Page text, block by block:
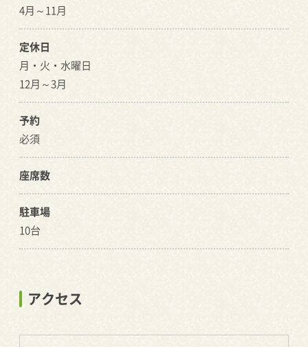
4月～11月
定休日
月・火・水曜日
12月～3月
予約
必須
座席数
駐車場
10台
アクセス